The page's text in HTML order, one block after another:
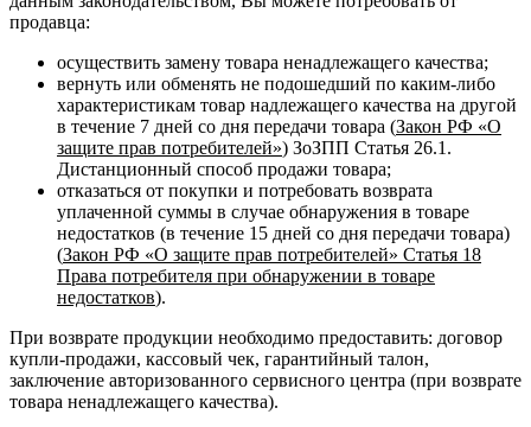
продавца:
осуществить замену товара ненадлежащего качества;
вернуть или обменять не подошедший по каким-либо
характеристикам товар надлежащего качества на другой
в течение 7 дней со дня передачи товара (Закон РФ «О
защите прав потребителей») ЗоЗПП Статья 26.1.
Дистанционный способ продажи товара;
отказаться от покупки и потребовать возврата
уплаченной суммы в случае обнаружения в товаре
недостатков (в течение 15 дней со дня передачи товара)
(Закон РФ «О защите прав потребителей» Статья 18
Права потребителя при обнаружении в товаре
недостатков).
При возврате продукции необходимо предоставить: договор
купли-продажи, кассовый чек, гарантийный талон,
заключение авторизованного сервисного центра (при возврате
товара ненадлежащего качества).